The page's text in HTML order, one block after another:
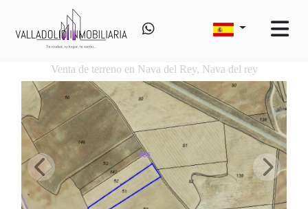
Venta de terreno en Nava del Rey, Nava del rey